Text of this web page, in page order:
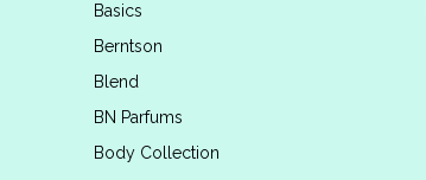
Basics
Berntson
Blend
BN Parfums
Body Collection